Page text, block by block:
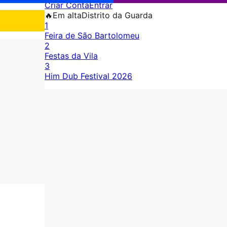
Criar ContaEntrar
🔥 Em altaDistrito da Guarda
1
Feira de São Bartolomeu
2
Festas da Vila
3
Him Dub Festival 2026